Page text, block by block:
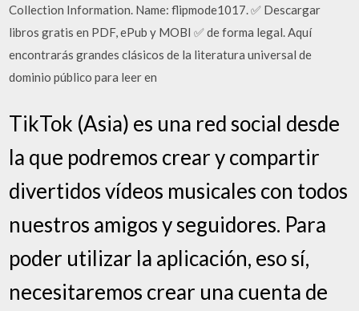
Collection Information. Name: flipmode1017. ✅ Descargar
libros gratis en PDF, ePub y MOBI ✅ de forma legal. Aquí
encontrarás grandes clásicos de la literatura universal de
dominio público para leer en
TikTok (Asia) es una red social desde
la que podremos crear y compartir
divertidos vídeos musicales con todos
nuestros amigos y seguidores. Para
poder utilizar la aplicación, eso sí,
necesitaremos crear una cuenta de